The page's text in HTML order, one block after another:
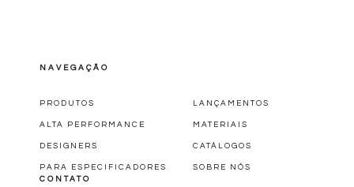
NAVEGAÇÃO
PRODUTOS LANÇAMENTOS
ALTA PERFORMANCE MATERIAIS
DESIGNERS CATÁLOGOS
PARA ESPECIFICADORES
SOBRE NÓS
CONTATO